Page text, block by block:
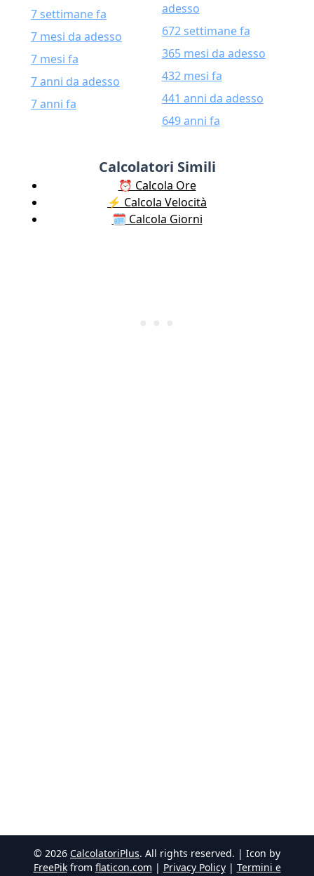
7 settimane fa
7 mesi da adesso
7 mesi fa
7 anni da adesso
7 anni fa
adesso
672 settimane fa
365 mesi da adesso
432 mesi fa
441 anni da adesso
649 anni fa
Calcolatori Simili
⏰ Calcola Ore
⚡️ Calcola Velocità
🗓️ Calcola Giorni
© 2026 CalcolatoriPlus. All rights reserved. | Icon by
FreePik from flaticon.com | Privacy Policy| Termini e